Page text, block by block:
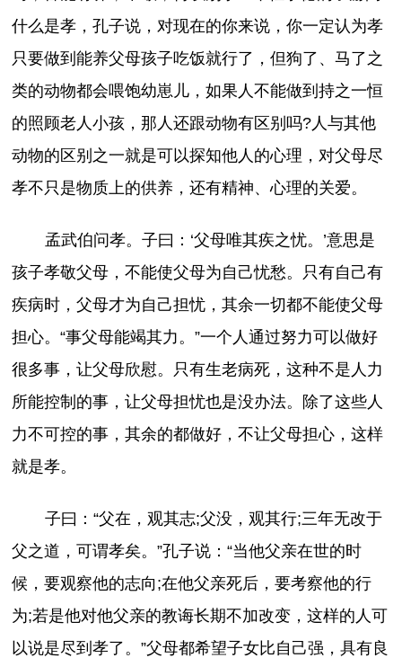
什么是孝，孔子说，对现在的你来说，你一定认为孝
只要做到能养父母孩子吃饭就行了，但狗了、马了之
类的动物都会喂饱幼崽儿，如果人不能做到持之一恒
的照顾老人小孩，那人还跟动物有区别吗?人与其他
动物的区别之一就是可以探知他人的心理，对父母尽
孝不只是物质上的供养，还有精神、心理的关爱。
孟武伯问孝。子曰：‘父母唯其疾之忧。’意思是
孩子孝敬父母，不能使父母为自己忧愁。只有自己有
疾病时，父母才为自己担忧，其余一切都不能使父母
担心。“事父母能竭其力。”一个人通过努力可以做好
很多事，让父母欣慰。只有生老病死，这种不是人力
所能控制的事，让父母担忧也是没办法。除了这些人
力不可控的事，其余的都做好，不让父母担心，这样
就是孝。
子曰：“父在，观其志;父没，观其行;三年无改于
父之道，可谓孝矣。”孔子说：“当他父亲在世的时
候，要观察他的志向;在他父亲死后，要考察他的行
为;若是他对他父亲的教诲长期不加改变，这样的人可
以说是尽到孝了。”父母都希望子女比自己强，具有良